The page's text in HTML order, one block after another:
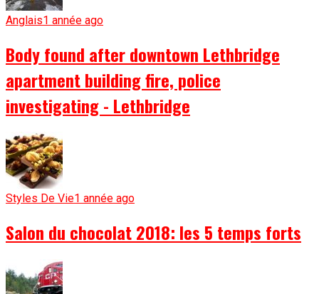
Anglais1 année ago
Body found after downtown Lethbridge
apartment building fire, police
investigating - Lethbridge
Styles De Vie1 année ago
Salon du chocolat 2018: les 5 temps forts